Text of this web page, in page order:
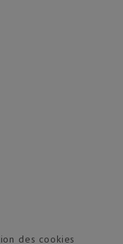
des cookies